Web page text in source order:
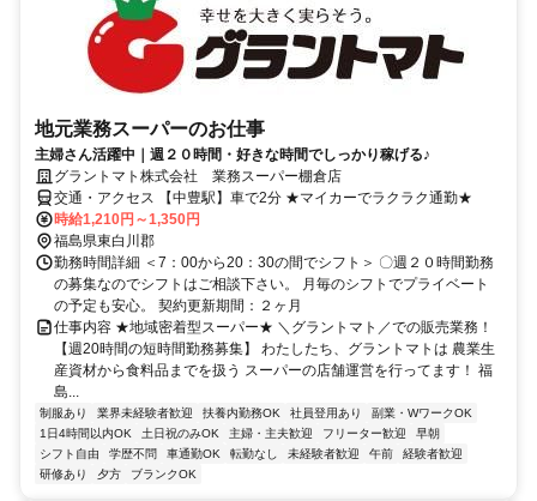
地元業務スーパーのお仕事
主婦さん活躍中｜週２０時間・好きな時間でしっかり稼げる♪
グラントマト株式会社 業務スーパー棚倉店
交通・アクセス 【中豊駅】車で2分 ★マイカーでラクラク通勤★
時給1,210円～1,350円
福島県東白川郡
勤務時間詳細 ＜7：00から20：30の間でシフト＞ 〇週２０時間勤務
の募集なのでシフトはご相談下さい。 月毎のシフトでプライベート
の予定も安心。 契約更新期間：２ヶ月
仕事内容 ★地域密着型スーパー★ ＼グラントマト／での販売業務！
【週20時間の短時間勤務募集】 わたしたち、グラントマトは 農業生
産資材から食料品までを扱う スーパーの店舗運営を行ってます！ 福
島...
制服あり 業界未経験者歓迎 扶養内勤務OK 社員登用あり
副業・WワークOK
1日4時間以内OK
土日祝のみOK 主婦・主夫歓迎 フリーター歓迎
早朝
シフト自由
学歴不問 車通勤OK 転勤なし 未経験者歓迎 午前
経験者歓迎
研修あり
夕方 ブランクOK